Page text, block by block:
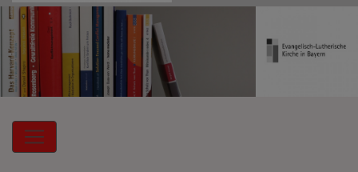
Hauptnavigation